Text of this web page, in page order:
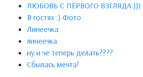
ЛЮБОВЬ С ПЕРВОГО ВЗГЛЯДА:)))
В гостях :) Фото
Линеечка
линеечка
ну и чё теперь делать????
Сбылась мечта!